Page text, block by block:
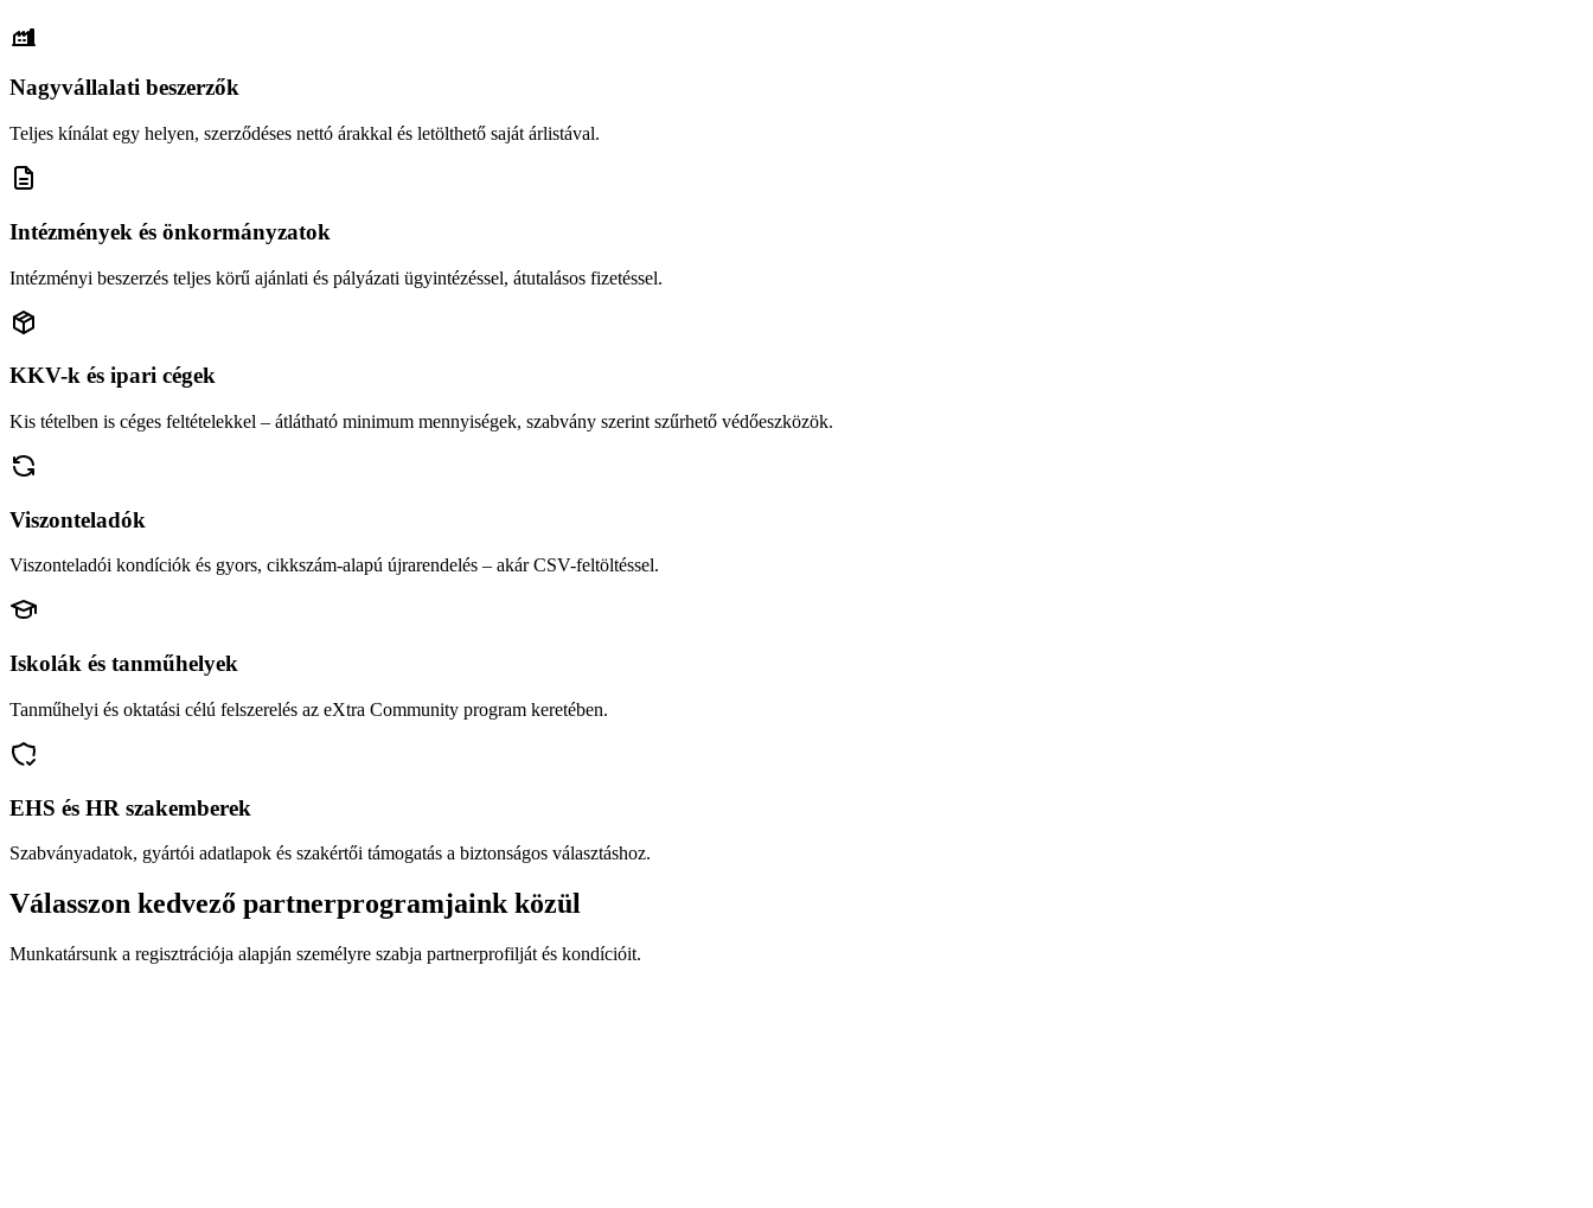
Nagyvállalati beszerzők
Teljes kínálat egy helyen, szerződéses nettó árakkal és letölthető saját árlistával.
Intézmények és önkormányzatok
Intézményi beszerzés teljes körű ajánlati és pályázati ügyintézéssel, átutalásos fizetéssel.
KKV-k és ipari cégek
Kis tételben is céges feltételekkel – átlátható minimum mennyiségek, szabvány szerint szűrhető védőeszközök.
Viszonteladók
Viszonteladói kondíciók és gyors, cikkszám-alapú újrarendelés – akár CSV-feltöltéssel.
Iskolák és tanműhelyek
Tanműhelyi és oktatási célú felszerelés az eXtra Community program keretében.
EHS és HR szakemberek
Szabványadatok, gyártói adatlapok és szakértői támogatás a biztonságos választáshoz.
Válasszon kedvező partnerprogramjaink közül
Munkatársunk a regisztrációja alapján személyre szabja partnerprofilját és kondícióit.